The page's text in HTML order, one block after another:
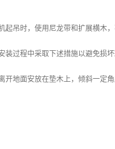
起吊时，使用尼龙带和扩展横木
装过程中采取下述措施以避免损
开地面安放在垫木上，倾斜一定